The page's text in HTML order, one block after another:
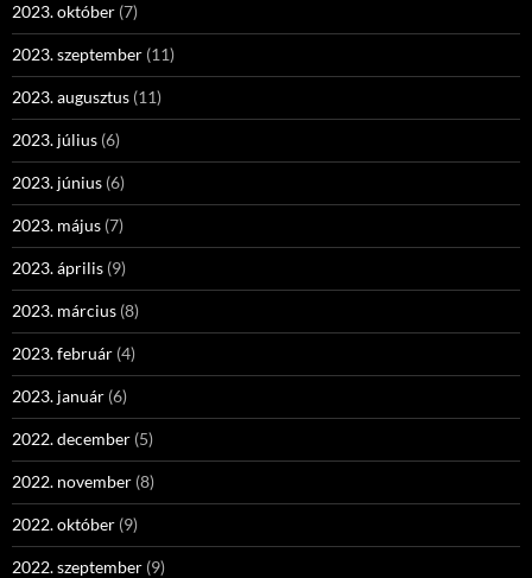
2023. október (7)
2023. szeptember (11)
2023. augusztus (11)
2023. július (6)
2023. június (6)
2023. május (7)
2023. április (9)
2023. március (8)
2023. február (4)
2023. január (6)
2022. december (5)
2022. november (8)
2022. október (9)
2022. szeptember (9)